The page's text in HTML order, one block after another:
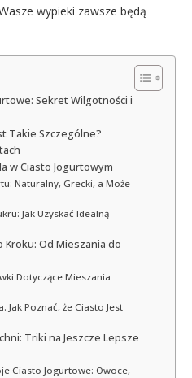
wypieki zawsze będą
Sekret Wilgotności i
Takie Szczególne?
w Ciasto Jogurtowym
Naturalny, Grecki, a Może
Jak Uzyskać Idealną
Od Mieszania do
Dotyczące Mieszania
Jak Poznać, że Ciasto Jest
Triki na Jeszcze Lepsze
Ciasto Jogurtowe: Owoce,